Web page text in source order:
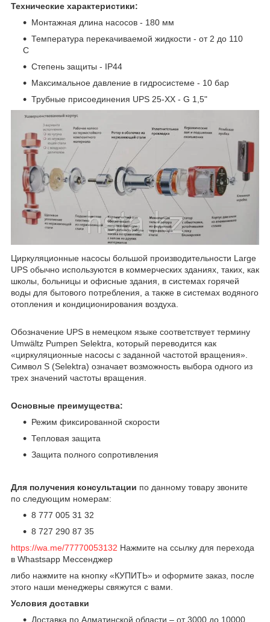
Технические характеристики:
Монтажная длина насосов - 180 мм
Температура перекачиваемой жидкости - от 2 до 110
С
Степень защиты - IP44
Максимальное давление в гидросистеме - 10 бар
Трубные присоединения UPS 25-XX - G 1,5"
Циркуляционные насосы большой производительности Large
UPS обычно используются в коммерческих зданиях, таких, как
школы, больницы и офисные здания, в системах горячей
воды для бытового потребления, а также в системах водяного
отопления и кондиционирования воздуха.
Обозначение UPS в немецком языке соответствует термину
Umwältz Pumpen Selektra, который переводится как
«циркуляционные насосы с заданной частотой вращения».
Символ S (Selektra) означает возможность выбора одного из
трех значений частоты вращения.
Основные преимущества:
Режим фиксированной скорости
Тепловая защита
Защита полного сопротивления
Для получения консультации по данному товару звоните
по следующим номерам:
8 777 005 31 32
8 727 290 87 35
https://wa.me/77770053132 Нажмите на ссылку для перехода
в Whastsapp Мессенджер
либо нажмите на кнопку «КУПИТЬ» и оформите заказ, после
этого наши менеджеры свяжутся с вами.
Условия доставки
Доставка по Алматинской области – от 3000 до 10000